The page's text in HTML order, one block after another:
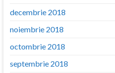
decembrie 2018
noiembrie 2018
octombrie 2018
septembrie 2018